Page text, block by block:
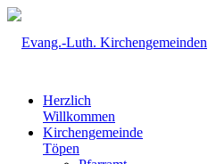
Herzlich
Willkommen
Kirchengemeinde
Töpen